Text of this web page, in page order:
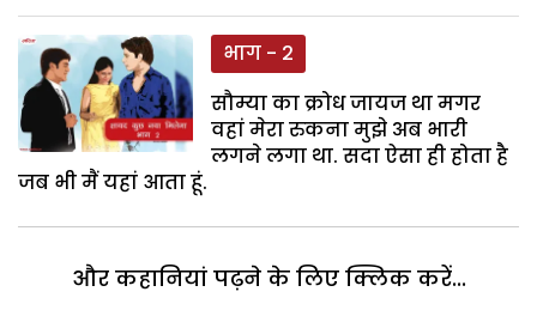
भाग - 2
सौम्या का क्रोध जायज था मगर
वहां मेरा रुकना मुझे अब भारी
लगने लगा था. सदा ऐसा ही होता है
जब भी मैं यहां आता हूं.
और कहानियां पढ़ने के लिए क्लिक करें...